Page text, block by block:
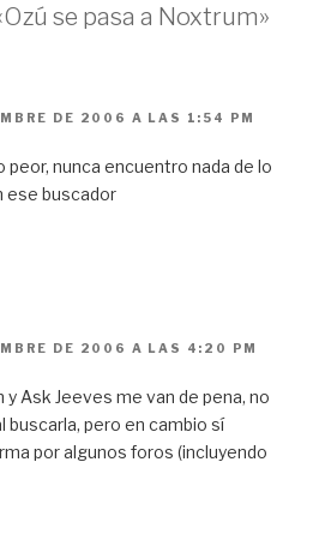
se pasa a Noxtrum»
DE 2006 A LAS 1:54 PM
peor, nunca encuentro nada de lo
ese buscador
DE 2006 A LAS 4:20 PM
y Ask Jeeves me van de pena, no
buscarla, pero en cambio sí
por algunos foros (incluyendo